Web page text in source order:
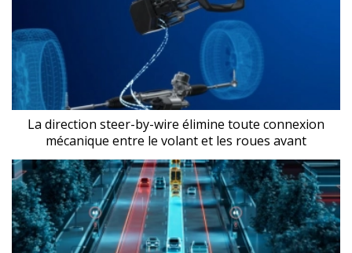
La direction steer-by-wire élimine toute connexion
mécanique entre le volant et les roues avant